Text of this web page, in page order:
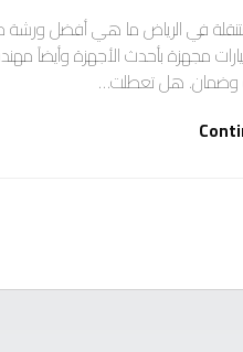
في الرياض ما هي أفضل ورشة
مجهزة بأحدث الأجهزة وأيضاً
وضمان. هل تعطلت…